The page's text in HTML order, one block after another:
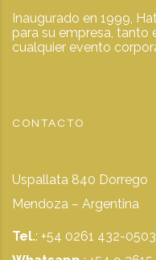
Inaugurado en 1999,
para su empresa, tanto
cualquier evento
CONTACTO
Uspallata 840 Dorrego
Mendoza – Argentina
Tel.: +54 0261 432-0503